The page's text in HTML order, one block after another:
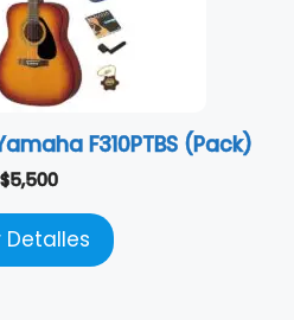
F310PTBS (Pack)
$5,500
Detalles